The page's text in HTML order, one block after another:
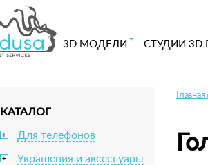
3D МОДЕЛИ СТУДИИ 3D
КАТАЛОГ
+ Для телефонов
+ Украшения и аксессуары